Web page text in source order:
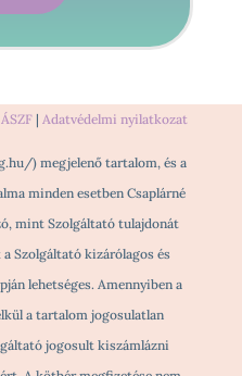
ÁSZF| Adatvédelmi nyilatkozat
) megjelenő tartalom, és a
minden esetben Csaplárné
mint Szolgáltató tulajdonát
Szolgáltató kizárólagos és
lehetséges. Amennyiben a
a tartalom jogosulatlan
jogosult kiszámlázni